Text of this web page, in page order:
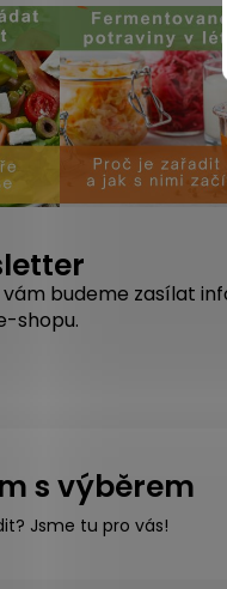
budeme zasílat
shopu.
s výběrem
Jsme tu pro vás!